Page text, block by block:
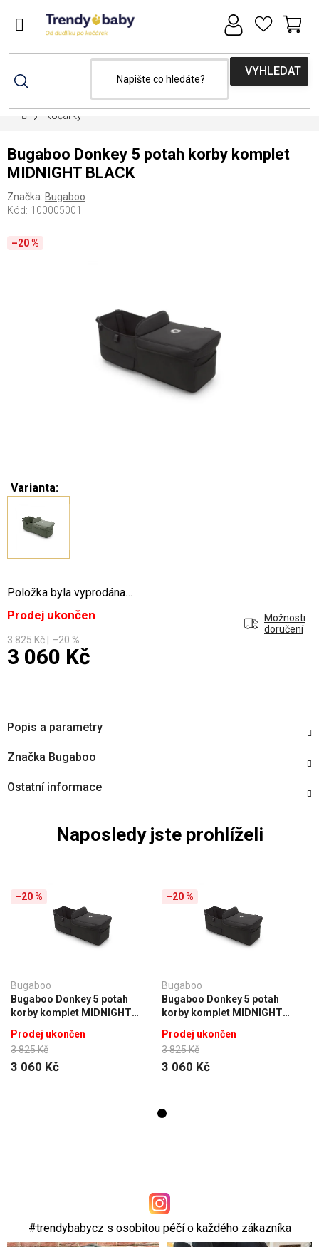
DomůKočárky
Varianta:
Položka byla vyprodána…
Prodej ukončen
Možnosti
doručení
3 825 Kč
–20 %
3 060 Kč
Bugaboo Donkey 5 potah korby komplet
MIDNIGHT BLACK
Značka: Bugaboo
Kód: 100005001
–20 %
Popis a parametry
Značka Bugaboo
Ostatní informace
Naposledy jste prohlíželi
–20 %
Bugaboo
Bugaboo Donkey 5 potah
korby komplet MIDNIGHT
3 825 Kč
3 060 Kč
Prodej ukončen
–20 %
Bugaboo
Bugaboo Donkey 5 potah
korby komplet MIDNIGHT
3 825 Kč
3 060 Kč
Prodej ukončen
#trendybabycz s osobitou péčí o každého zákazníka